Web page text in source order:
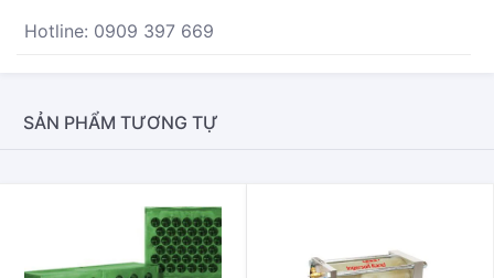
Hotline: 0909 397 669
SẢN PHẨM TƯƠNG TỰ